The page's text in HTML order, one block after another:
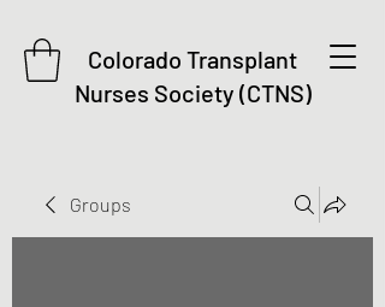
Colorado Transplant
Nurses Society (CTNS)
Groups